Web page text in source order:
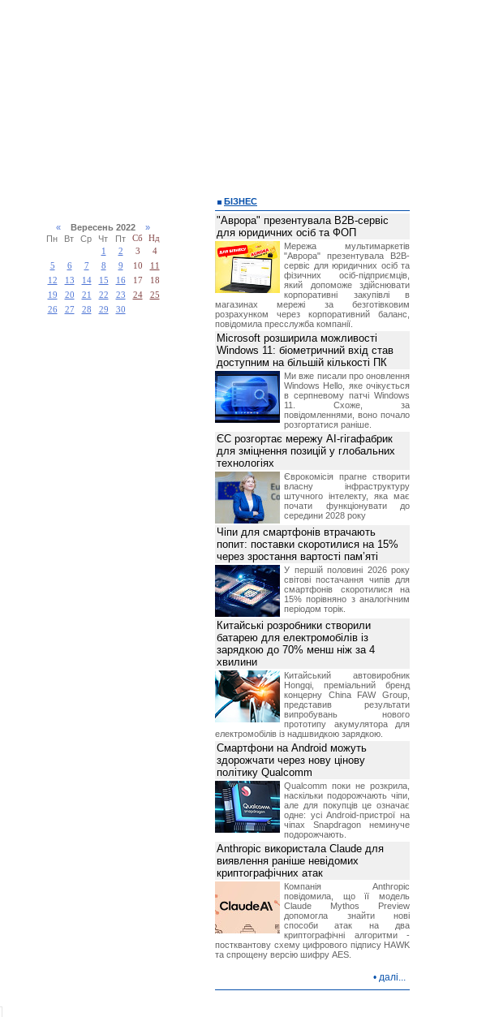
« Вересень 2022 »
Пн
Вт Ср Чт Пт Сб
Нд
1
2 3
4
5
6 7 8 9 10
11
12
13 14 15 16 17
18
19
20 21 22 23 24
25
26
27 28 29 30
БІЗНЕС
"Аврора" презентувала B2B-сервіс
для юридичних осіб та ФОП
Мережа мультимаркетів
"Аврора" презентувала B2B-
сервіс для юридичних осіб та
фізичних осіб-підприємців,
який допоможе здійснювати
корпоративні закупівлі в
магазинах мережі за безготівковим
розрахунком через корпоративний баланс,
повідомила пресслужба компанії.
Microsoft розширила можливості
Windows 11: біометричний вхід став
доступним на більшій кількості ПК
Ми вже писали про оновлення
Windows Hello, яке очікується
в серпневому патчі Windows
11. Схоже, за
повідомленнями, воно почало
розгортатися раніше.
ЄС розгортає мережу AI-гігафабрик
для зміцнення позицій у глобальних
технологіях
Єврокомісія прагне створити
власну інфраструктуру
штучного інтелекту, яка має
почати функціонувати до
середини 2028 року
Чіпи для смартфонів втрачають
попит: поставки скоротилися на 15%
через зростання вартості пам’яті
У першій половині 2026 року
світові постачання чипів для
смартфонів скоротилися на
15% порівняно з аналогічним
періодом торік.
Китайські розробники створили
батарею для електромобілів із
зарядкою до 70% менш ніж за 4
хвилини
Китайський автовиробник
Hongqi, преміальний бренд
концерну China FAW Group,
представив результати
випробувань нового
прототипу акумулятора для
електромобілів із надшвидкою зарядкою.
Смартфони на Android можуть
здорожчати через нову цінову
політику Qualcomm
Qualcomm поки не розкрила,
наскільки подорожчають чіпи,
але для покупців це означає
одне: усі Android-пристрої на
чіпах Snapdragon неминуче
подорожчають.
Anthropic використала Claude для
виявлення раніше невідомих
криптографічних атак
Компанія Anthropic
повідомила, що її модель
Claude Mythos Preview
допомогла знайти нові
способи атак на два
криптографічні алгоритми -
постквантову схему цифрового підпису HAWK
та спрощену версію шифру AES.
• далі...